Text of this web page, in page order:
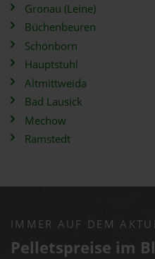
Gronau (Leine)
Büchenbeuren
Schönborn
Hauptstuhl
Altmittweida
Bad Lausick
Mechow
Ramstedt
IMMER AUF DEM
Pelletspreise im